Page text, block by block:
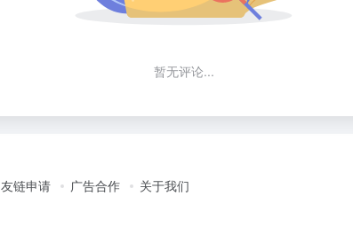
暂无评论...
友链申请 广告合作 关于我们